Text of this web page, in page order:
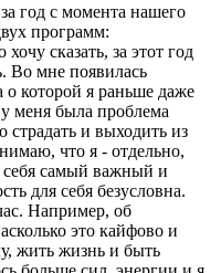
год с момента нашего
программ:
сказать, за этот год
Во мне появилась
о которой я раньше даже
меня была проблема
страдать и выходить из
что я - отдельно,
себя самый важный и
для себя безусловна.
Например, об
это кайфово и
жить жизнь и быть